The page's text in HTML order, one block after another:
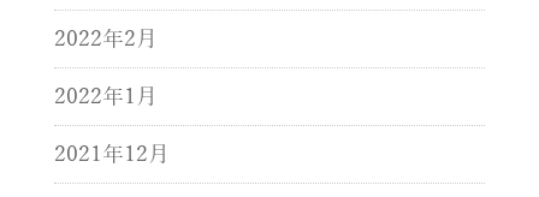
2022年2月
2022年1月
2021年12月